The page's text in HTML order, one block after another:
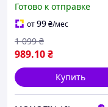
девочки на подарок на
утренник садик день
рождение
Готово к отправке
от99₴/мес
989.10₴
1 099 ₴
Купить